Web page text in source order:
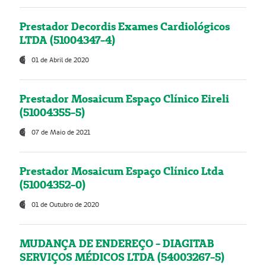
Prestador Decordis Exames Cardiológicos
LTDA (51004347-4)
01 de Abril de 2020
Prestador Mosaicum Espaço Clínico Eireli
(51004355-5)
07 de Maio de 2021
Prestador Mosaicum Espaço Clínico Ltda
(51004352-0)
01 de Outubro de 2020
MUDANÇA DE ENDEREÇO - DIAGITAB
SERVIÇOS MÉDICOS LTDA (54003267-5)